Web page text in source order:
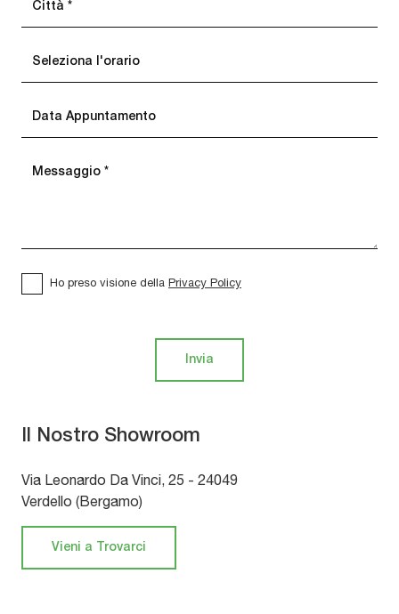
Ho preso visione della Privacy Policy
Invia
Il Nostro Showroom
Via Leonardo Da Vinci, 25 - 24049
Verdello (Bergamo)
Vieni a Trovarci